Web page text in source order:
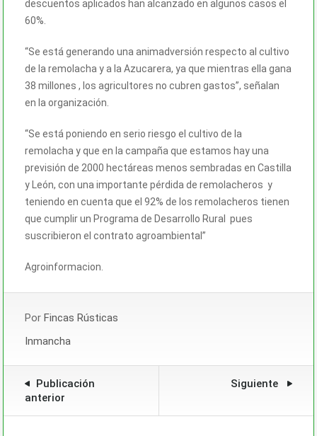
descuentos aplicados han alcanzado en algunos casos el
60%.
“Se está generando una animadversión respecto al cultivo
de la remolacha y a la Azucarera, ya que mientras ella gana
38 millones , los agricultores no cubren gastos”, señalan
en la organización.
“Se está poniendo en serio riesgo el cultivo de la
remolacha y que en la campaña que estamos hay una
previsión de 2000 hectáreas menos sembradas en Castilla
y León, con una importante pérdida de remolacheros y
teniendo en cuenta que el 92% de los remolacheros tienen
que cumplir un Programa de Desarrollo Rural pues
suscribieron el contrato agroambiental”
Agroinformacion.
Por Fincas Rústicas
Inmancha
Publicación
anterior
Siguiente